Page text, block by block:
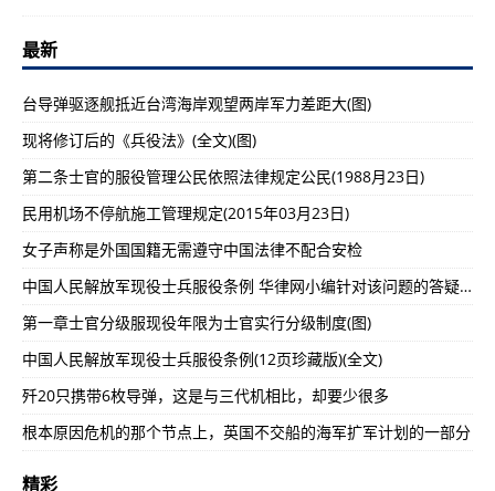
最新
台导弹驱逐舰抵近台湾海岸观望两岸军力差距大(图)
现将修订后的《兵役法》(全文)(图)
第二条士官的服役管理公民依照法律规定公民(1988月23日)
民用机场不停航施工管理规定(2015年03月23日)
女子声称是外国国籍无需遵守中国法律不配合安检
中国人民解放军现役士兵服役条例 华律网小编针对该问题的答疑解惑（一）
第一章士官分级服现役年限为士官实行分级制度(图)
中国人民解放军现役士兵服役条例(12页珍藏版)(全文)
歼20只携带6枚导弹，这是与三代机相比，却要少很多
根本原因危机的那个节点上，英国不交船的海军扩军计划的一部分
精彩